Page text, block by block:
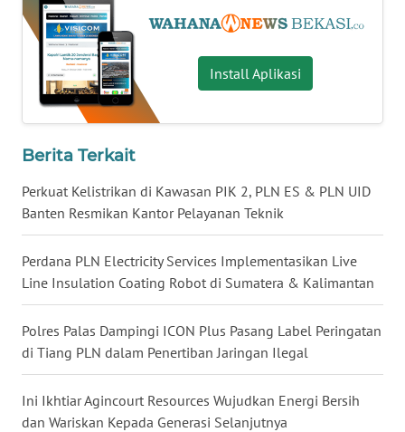
Install Aplikasi
Berita Terkait
Perkuat Kelistrikan di Kawasan PIK 2, PLN ES & PLN UID
Banten Resmikan Kantor Pelayanan Teknik
Perdana PLN Electricity Services Implementasikan Live
Line Insulation Coating Robot di Sumatera & Kalimantan
Polres Palas Dampingi ICON Plus Pasang Label Peringatan
di Tiang PLN dalam Penertiban Jaringan Ilegal
Ini Ikhtiar Agincourt Resources Wujudkan Energi Bersih
dan Wariskan Kepada Generasi Selanjutnya
WN
MALUKU
WN
MALUT
DAIRI
WN
DANAU
TOBA
WN
NIAS
WN